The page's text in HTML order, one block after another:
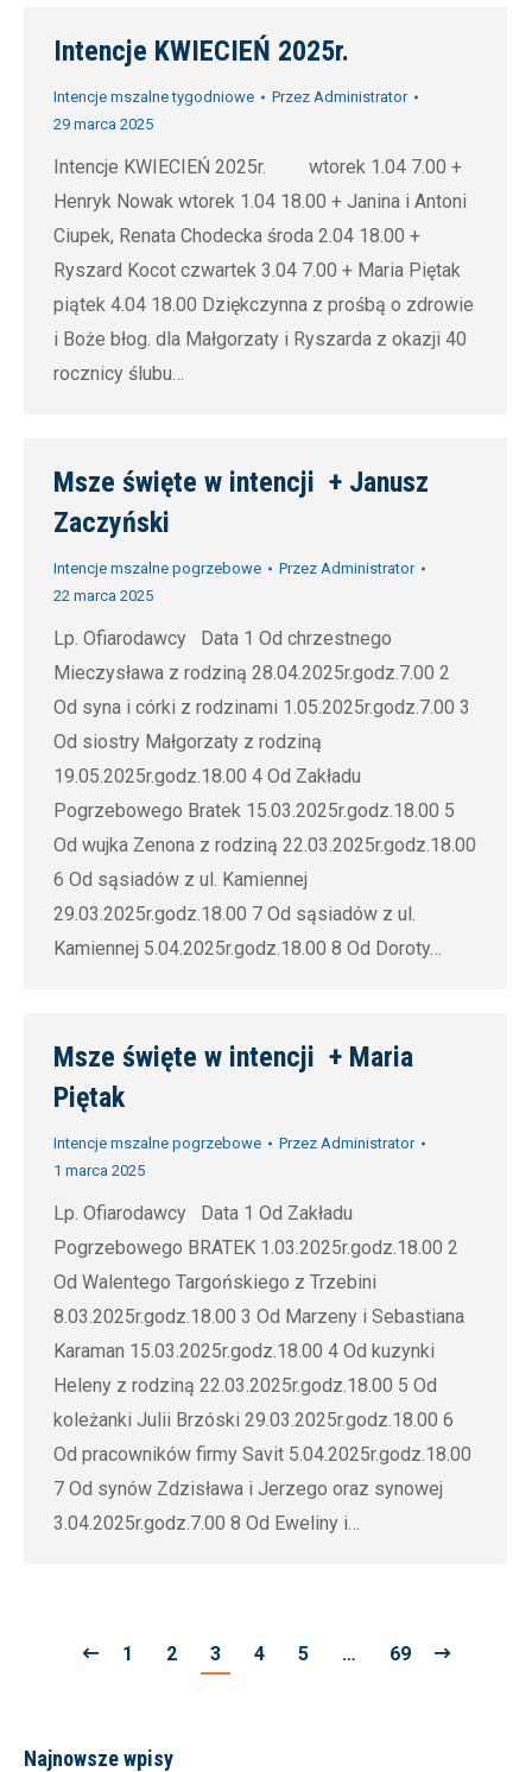
Intencje KWIECIEŃ 2025r.
Intencje mszalne tygodniowe Przez Administrator
29 marca 2025
Intencje KWIECIEŃ 2025r. wtorek 1.04 7.00 +
Henryk Nowak wtorek 1.04 18.00 + Janina i Antoni
Ciupek, Renata Chodecka środa 2.04 18.00 +
Ryszard Kocot czwartek 3.04 7.00 + Maria Piętak
piątek 4.04 18.00 Dziękczynna z prośbą o zdrowie
i Boże błog. dla Małgorzaty i Ryszarda z okazji 40
rocznicy ślubu…
Msze święte w intencji + Janusz
Zaczyński
Intencje mszalne pogrzebowe Przez Administrator
22 marca 2025
Lp. Ofiarodawcy Data 1 Od chrzestnego
Mieczysława z rodziną 28.04.2025r.godz.7.00 2
Od syna i córki z rodzinami 1.05.2025r.godz.7.00 3
Od siostry Małgorzaty z rodziną
19.05.2025r.godz.18.00 4 Od Zakładu
Pogrzebowego Bratek 15.03.2025r.godz.18.00 5
Od wujka Zenona z rodziną 22.03.2025r.godz.18.00
6 Od sąsiadów z ul. Kamiennej
29.03.2025r.godz.18.00 7 Od sąsiadów z ul.
Kamiennej 5.04.2025r.godz.18.00 8 Od Doroty…
Msze święte w intencji + Maria
Piętak
Intencje mszalne pogrzebowe Przez Administrator
1 marca 2025
Lp. Ofiarodawcy Data 1 Od Zakładu
Pogrzebowego BRATEK 1.03.2025r.godz.18.00 2
Od Walentego Targońskiego z Trzebini
8.03.2025r.godz.18.00 3 Od Marzeny i Sebastiana
Karaman 15.03.2025r.godz.18.00 4 Od kuzynki
Heleny z rodziną 22.03.2025r.godz.18.00 5 Od
koleżanki Julii Brzóski 29.03.2025r.godz.18.00 6
Od pracowników firmy Savit 5.04.2025r.godz.18.00
7 Od synów Zdzisława i Jerzego oraz synowej
3.04.2025r.godz.7.00 8 Od Eweliny i…
1 2 3 4 5 … 69
Najnowsze wpisy